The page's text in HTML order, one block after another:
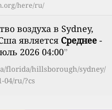
here/ru/
воздуха в Sydney,
является Среднее-
2026 04:00”
florida/hillsborough/sydney/
04/ru/?cs